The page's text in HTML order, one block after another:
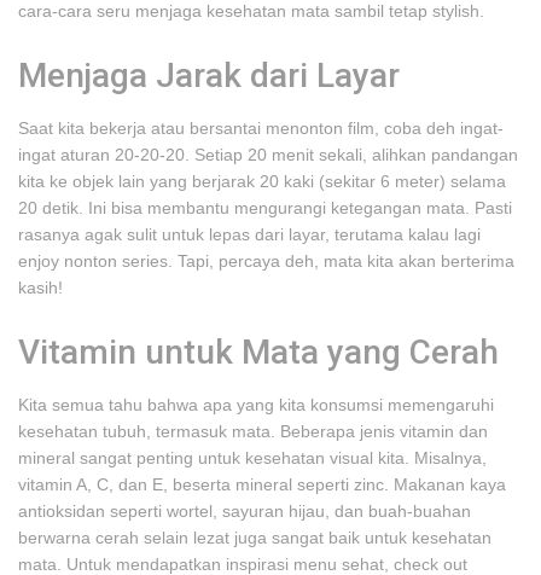
cara-cara seru menjaga kesehatan mata sambil tetap stylish.
Menjaga Jarak dari Layar
Saat kita bekerja atau bersantai menonton film, coba deh ingat-
ingat aturan 20-20-20. Setiap 20 menit sekali, alihkan pandangan
kita ke objek lain yang berjarak 20 kaki (sekitar 6 meter) selama
20 detik. Ini bisa membantu mengurangi ketegangan mata. Pasti
rasanya agak sulit untuk lepas dari layar, terutama kalau lagi
enjoy nonton series. Tapi, percaya deh, mata kita akan berterima
kasih!
Vitamin untuk Mata yang Cerah
Kita semua tahu bahwa apa yang kita konsumsi memengaruhi
kesehatan tubuh, termasuk mata. Beberapa jenis vitamin dan
mineral sangat penting untuk kesehatan visual kita. Misalnya,
vitamin A, C, dan E, beserta mineral seperti zinc. Makanan kaya
antioksidan seperti wortel, sayuran hijau, dan buah-buahan
berwarna cerah selain lezat juga sangat baik untuk kesehatan
mata. Untuk mendapatkan inspirasi menu sehat, check out